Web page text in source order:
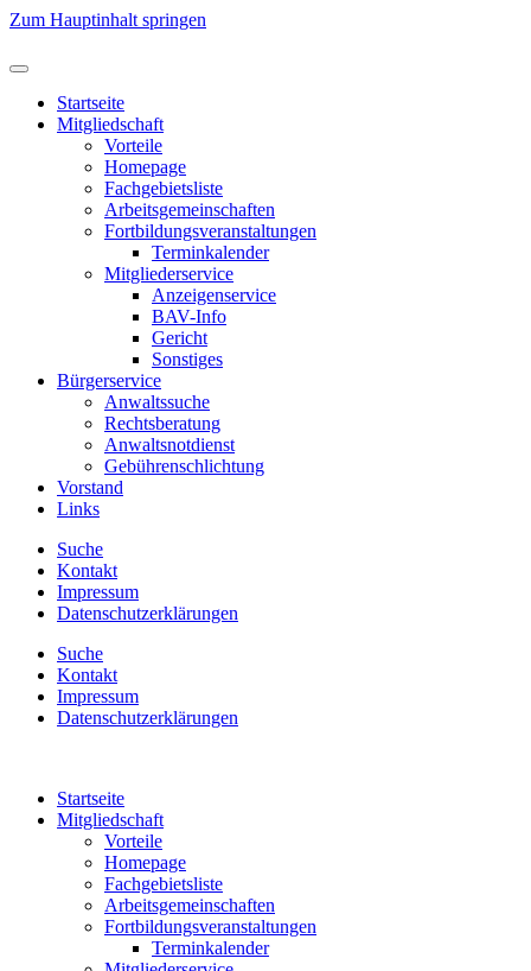
Zum Hauptinhalt springen
Startseite
Mitgliedschaft
Vorteile
Homepage
Fachgebietsliste
Arbeitsgemeinschaften
Fortbildungsveranstaltungen
Terminkalender
Mitgliederservice
Anzeigenservice
BAV-Info
Gericht
Sonstiges
Bürgerservice
Anwaltssuche
Rechtsberatung
Anwaltsnotdienst
Gebührenschlichtung
Vorstand
Links
Suche
Kontakt
Impressum
Datenschutzerklärungen
Suche
Kontakt
Impressum
Datenschutzerklärungen
Startseite
Mitgliedschaft
Vorteile
Homepage
Fachgebietsliste
Arbeitsgemeinschaften
Fortbildungsveranstaltungen
Terminkalender